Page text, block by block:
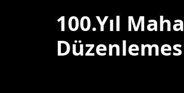
100.Yıl